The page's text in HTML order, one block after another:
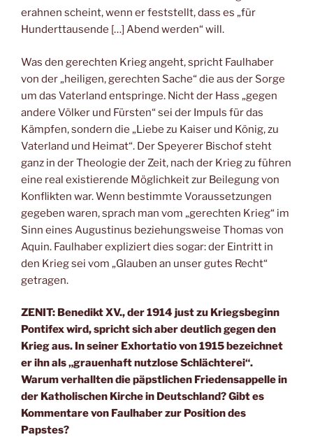
erahnen scheint, wenn er feststellt, dass es „für
Hunderttausende […] Abend werden“ will.
Was den gerechten Krieg angeht, spricht Faulhaber
von der „heiligen, gerechten Sache“ die aus der Sorge
um das Vaterland entspringe. Nicht der Hass „gegen
andere Völker und Fürsten“ sei der Impuls für das
Kämpfen, sondern die „Liebe zu Kaiser und König, zu
Vaterland und Heimat“. Der Speyerer Bischof steht
ganz in der Theologie der Zeit, nach der Krieg zu führen
eine real existierende Möglichkeit zur Beilegung von
Konflikten war. Wenn bestimmte Voraussetzungen
gegeben waren, sprach man vom „gerechten Krieg“ im
Sinn eines Augustinus beziehungsweise Thomas von
Aquin. Faulhaber expliziert dies sogar: der Eintritt in
den Krieg sei vom „Glauben an unser gutes Recht“
getragen.
ZENIT: Benedikt XV., der 1914 just zu Kriegsbeginn
Pontifex wird, spricht sich aber deutlich gegen den
Krieg aus. In seiner Exhortatio von 1915 bezeichnet
er ihn als „grauenhaft nutzlose Schlächterei“.
Warum verhallten die päpstlichen Friedensappelle in
der Katholischen Kirche in Deutschland? Gibt es
Kommentare von Faulhaber zur Position des
Papstes?